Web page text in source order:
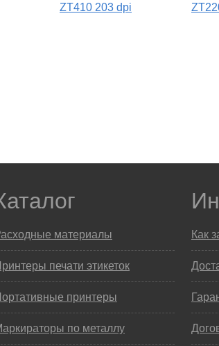
ZT410 203 dpi
материалы
печати этикеток
принтеры
по металлу
Как